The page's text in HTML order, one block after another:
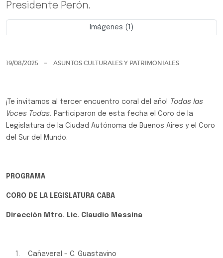
Presidente Perón.
Imágenes (1)
19/08/2025 ASUNTOS CULTURALES Y PATRIMONIALES
¡Te invitamos al tercer encuentro coral del año! Todas las
Voces Todas. Participaron de esta fecha el Coro de la
Legislatura de la Ciudad Autónoma de Buenos Aires y el Coro
del Sur del Mundo.
PROGRAMA
CORO DE LA LEGISLATURA CABA
Dirección Mtro. Lic. Claudio Messina
1. Cañaveral - C. Guastavino